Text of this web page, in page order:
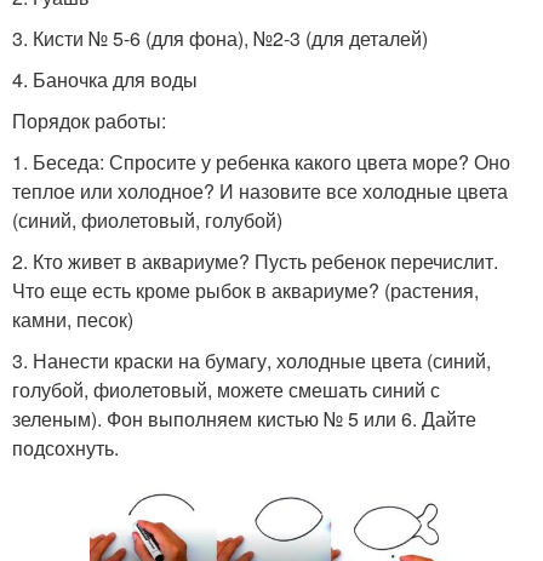
3. Кисти № 5-6 (для фона), №2-3 (для деталей)
4. Баночка для воды
Порядок работы:
1. Беседа: Спросите у ребенка какого цвета море? Оно
теплое или холодное? И назовите все холодные цвета
(синий, фиолетовый, голубой)
2. Кто живет в аквариуме? Пусть ребенок перечислит.
Что еще есть кроме рыбок в аквариуме? (растения,
камни, песок)
3. Нанести краски на бумагу, холодные цвета (синий,
голубой, фиолетовый, можете смешать синий с
зеленым). Фон выполняем кистью № 5 или 6. Дайте
подсохнуть.